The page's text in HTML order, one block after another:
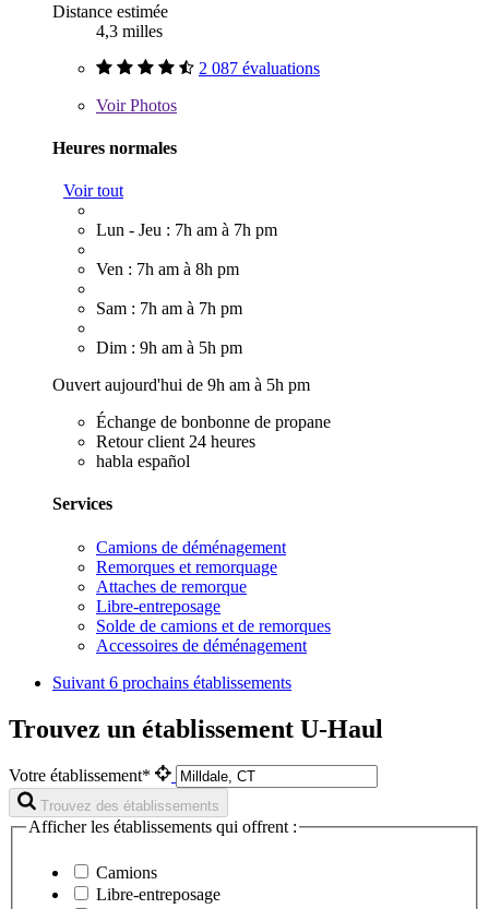
Distance estimée
4,3 milles
2 087 évaluations
VoirPhotos
Heures normales
Voir tout
Lun - Jeu : 7h am à 7h pm
Ven : 7h am à 8h pm
Sam : 7h am à 7h pm
Dim : 9h am à 5h pm
Ouvert aujourd'hui de 9h am à 5h pm
Échange de bonbonne de propane
Retour client 24 heures
habla español
Services
Camions de déménagement
Remorques et remorquage
Attaches de remorque
Libre-entreposage
Solde de camions et de remorques
Accessoires de déménagement
Suivant 6 prochains établissements
Trouvez un établissement U-Haul
Votre établissement*
Trouvez des établissements
Afficher les établissements qui offrent :
Camions
Libre-entreposage